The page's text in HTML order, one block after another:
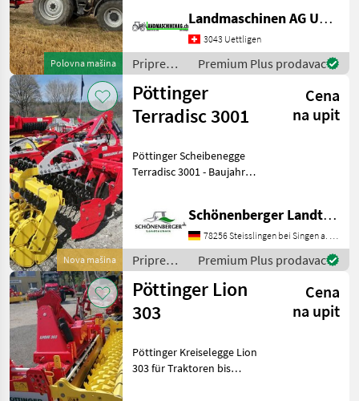
Polovna mašina
mm Durchmesser
Arbeitsbreite 6.2 m, die
seitlichen Walzen sind
mittig pendelnd
aufgehängt Klappun
Landmaschinen AG Uettligen
3043 Uettligen
Priprema/
obrada tla
(plugovi,
kultivatori,
tanjurače
Krukowiak
Premium Plus prodavac
Nova mašina
Pöttinger
Terradisc 3001
Cena
na upit
Pöttinger Scheibenegge
Terradisc 3001 - Baujahr
versetzte Anordnung der
agressiv gestellten
Arbeitswerkzeuge sorgt für
gut durchmisch
Schönenberger Landtechnik OHG
78256 Steisslingen bei Singen a. Htwl.
Priprema/
obrada tla
(plugovi,
kultivatori,
tanjurače
Pöttinger
Premium Plus prodavac
Pöttinger Lion
303
Cena
na upit
Pöttinger Kreiselegge Lion
303 für Traktoren bis